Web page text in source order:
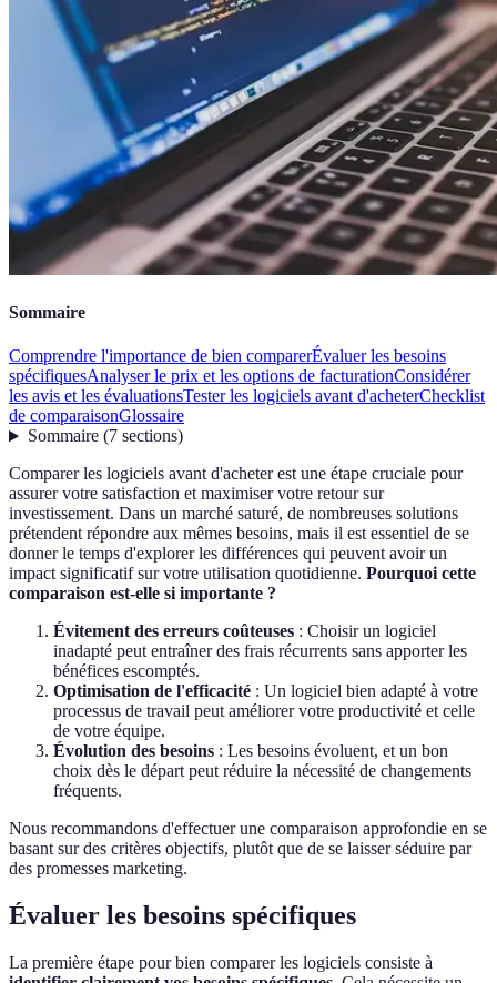
Sommaire
Comprendre l'importance de bien comparerÉvaluer les besoins
spécifiquesAnalyser le prix et les options de facturationConsidérer
les avis et les évaluationsTester les logiciels avant d'acheterChecklist
de comparaisonGlossaire
Sommaire(7 sections)
Comparer les logiciels avant d'acheter est une étape cruciale pour
assurer votre satisfaction et maximiser votre retour sur
investissement. Dans un marché saturé, de nombreuses solutions
prétendent répondre aux mêmes besoins, mais il est essentiel de se
donner le temps d'explorer les différences qui peuvent avoir un
impact significatif sur votre utilisation quotidienne. Pourquoi cette
comparaison est-elle si importante ?
Évitement des erreurs coûteuses : Choisir un logiciel
inadapté peut entraîner des frais récurrents sans apporter les
bénéfices escomptés.
Optimisation de l'efficacité : Un logiciel bien adapté à votre
processus de travail peut améliorer votre productivité et celle
de votre équipe.
Évolution des besoins : Les besoins évoluent, et un bon
choix dès le départ peut réduire la nécessité de changements
fréquents.
Nous recommandons d'effectuer une comparaison approfondie en se
basant sur des critères objectifs, plutôt que de se laisser séduire par
des promesses marketing.
Évaluer les besoins spécifiques
La première étape pour bien comparer les logiciels consiste à